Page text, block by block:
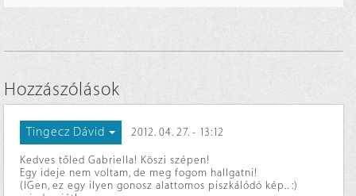
Hozzászólások
Tingecz Dávid 2012. 04. 27. - 13:12
Kedves tőled Gabriella! Köszi szépen!
Egy ideje nem voltam, de meg fogom hallgatni!
(IGen, ez egy ilyen gonosz alattomos piszkálódó kép.. :)